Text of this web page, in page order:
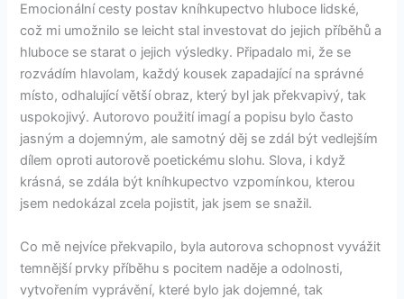
Emocionální cesty postav kníhkupectvo hluboce lidské,
což mi umožnilo se leicht stal investovat do jejich příběhů a
hluboce se starat o jejich výsledky. Připadalo mi, že se
rozvádím hlavolam, každý kousek zapadající na správné
místo, odhalující větší obraz, který byl jak překvapivý, tak
uspokojivý. Autorovo použití imagí a popisu bylo často
jasným a dojemným, ale samotný děj se zdál být vedlejším
dílem oproti autorově poetickému slohu. Slova, i když
krásná, se zdála být kníhkupectvo vzpomínkou, kterou
jsem nedokázal zcela pojistit, jak jsem se snažil.
Co mě nejvíce překvapilo, byla autorova schopnost vyvážit
temnější prvky příběhu s pocitem naděje a odolnosti,
vytvořením vyprávění, které bylo jak dojemné, tak